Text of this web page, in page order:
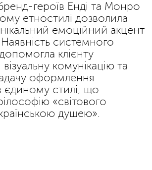
бренд-героїв Енді та Монро
етностилі дозволила
емоційний акцент
Наявність системного
клієнту
візуальну комунікацію та
оформлення
єдиному стилі, що
«світового
душею».